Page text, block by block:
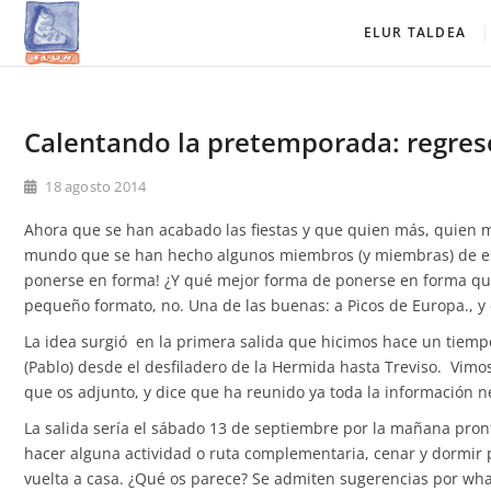
Saltar
contenido
ELUR TALDEA
Calentando la pretemporada:
18 agosto 2014
Ahora que se han acabado las fiestas y que quien más, quien
mundo que se han hecho algunos miembros (y miembras) de
ponerse en forma! ¿Y qué mejor forma de ponerse en forma
pequeño formato, no. Una de las buenas: a Picos de Europa.,
La idea surgió en la primera salida que hicimos hace un
(Pablo) desde el desfiladero de la Hermida hasta Treviso.
que os adjunto, y dice que ha reunido ya toda la información
La salida sería el sábado 13 de septiembre por la mañana
hacer alguna actividad o ruta complementaria, cenar y
vuelta a casa. ¿Qué os parece? Se admiten sugerencias por